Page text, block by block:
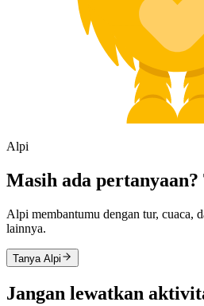
Alpi
Masih ada
Alpi membantumu dengan tur, cuaca,
lainnya.
Tanya Alpi
Jangan lewatkan